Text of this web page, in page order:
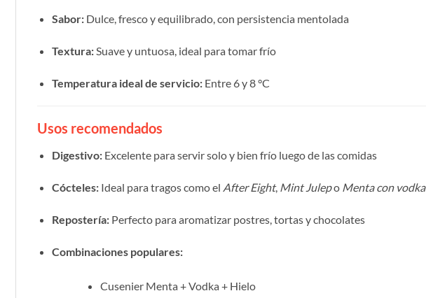
Sabor:Dulce, fresco y equilibrado, con persistencia mentolada
Textura:Suave y untuosa, ideal para tomar frío
Temperatura ideal de servicio:Entre 6 y 8 °C
Usos recomendados
Digestivo:Excelente para servir solo y bien frío luego de las comidas
Cócteles:Ideal para tragos como el After Eight, Mint Julepo Menta con vodka
Repostería:Perfecto para aromatizar postres, tortas y chocolates
Combinaciones populares:
Cusenier Menta + Vodka + Hielo